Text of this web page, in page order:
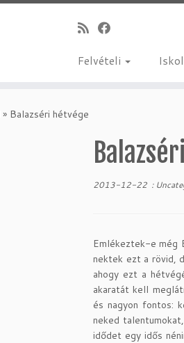
Felvételi
» Balazséri hétvége
2013-12-22 :
Emlékeztek-e még
nektek ezt a rövid,
ahogy ezt a
akaratát kell
és nagyon fontos:
neked
idődet egy idős